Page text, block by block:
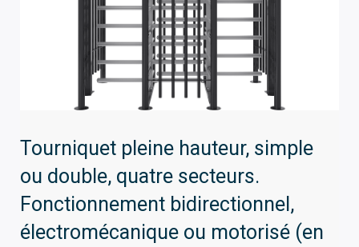
Tourniquet pleine hauteur, simple
ou double, quatre secteurs.
Fonctionnement bidirectionnel,
électromécanique ou motorisé (en